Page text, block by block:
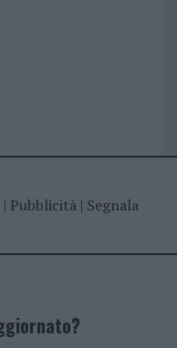
| Pubblicità| Segnala